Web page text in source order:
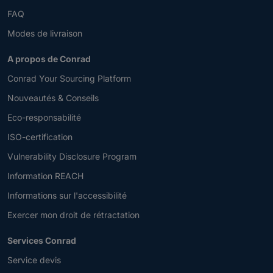
FAQ
Modes de livraison
A propos de Conrad
Conrad Your Sourcing Platform
Nouveautés & Conseils
Eco-responsabilité
ISO-certification
Vulnerability Disclosure Program
Information REACH
Informations sur l'accessibilité
Exercer mon droit de rétractation
Services Conrad
Service devis